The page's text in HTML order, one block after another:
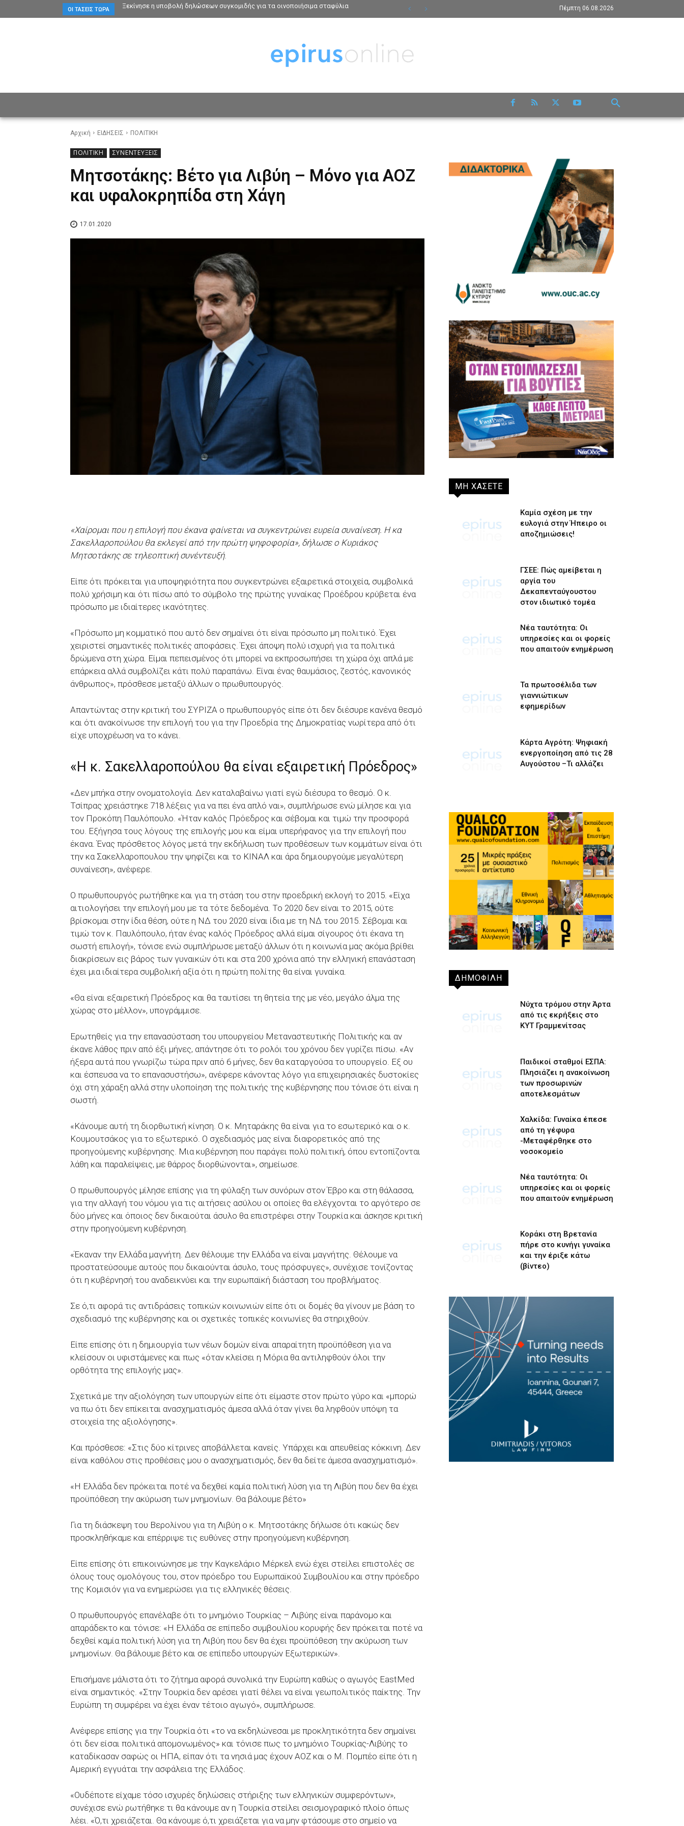
ΟΙ ΤΆΣΕΙΣ ΤΏΡΑ Ξεκίνησε η υποβολή δηλώσεων συγκομιδής για τα οινοποιήσιμα σταφύλια Πέμπτη 06.08.2026
Αρχική ΕΙΔΗΣΕΙΣ ΠΟΛΙΤΙΚΗ
ΠΟΛΙΤΙΚΗ ΣΥΝΕΝΤΕΥΞΕΙΣ
Μητσοτάκης: Βέτο για Λιβύη – Μόνο για ΑΟΖ
και υφαλοκρηπίδα στη Χάγη
17.01.2020
«Χαίρομαι που η επιλογή που έκανα φαίνεται να συγκεντρώνει ευρεία συναίνεση. Η κα
Σακελλαροπούλου θα εκλεγεί από την πρώτη ψηφοφορία», δήλωσε ο Κυριάκος
Μητσοτάκης σε τηλεοπτική συνέντευξή.
Είπε ότι πρόκειται για υποψηφιότητα που συγκεντρώνει εξαιρετικά στοιχεία, συμβολικά
πολύ χρήσιμη και ότι πίσω από το σύμβολο της πρώτης γυναίκας Προέδρου κρύβεται ένα
πρόσωπο με ιδιαίτερες ικανότητες.
«Πρόσωπο μη κομματικό που αυτό δεν σημαίνει ότι είναι πρόσωπο μη πολιτικό. Έχει
χειριστεί σημαντικές πολιτικές αποφάσεις. Έχει άποψη πολύ ισχυρή για τα πολιτικά
δρώμενα στη χώρα. Είμαι πεπεισμένος ότι μπορεί να εκπροσωπήσει τη χώρα όχι απλά με
επάρκεια αλλά συμβολίζει κάτι πολύ παραπάνω. Είναι ένας θαυμάσιος, ζεστός, κανονικός
άνθρωπος», πρόσθεσε μεταξύ άλλων ο πρωθυπουργός.
Απαντώντας στην κριτική του ΣΥΡΙΖΑ ο πρωθυπουργός είπε ότι δεν διέσυρε κανένα θεσμό
και ότι ανακοίνωσε την επιλογή του για την Προεδρία της Δημοκρατίας νωρίτερα από ότι
είχε υποχρέωση να το κάνει.
«Η κ. Σακελλαροπούλου θα είναι εξαιρετική Πρόεδρος»
«Δεν μπήκα στην ονοματολογία. Δεν καταλαβαίνω γιατί εγώ διέσυρα το θεσμό. Ο κ.
Τσίπρας χρειάστηκε 718 λέξεις για να πει ένα απλό ναι», συμπλήρωσε ενώ μίλησε και για
τον Προκόπη Παυλόπουλο. «Ήταν καλός Πρόεδρος και σέβομαι και τιμώ την προσφορά
του. Εξήγησα τους λόγους της επιλογής μου και είμαι υπερήφανος για την επιλογή που
έκανα. Ένας πρόσθετος λόγος μετά την εκδήλωση των προθέσεων των κομμάτων είναι ότι
την κα Σακελλαροπουλου την ψηφίζει και το ΚΙΝΑΛ και άρα δημιουργούμε μεγαλύτερη
συναίνεση», ανέφερε.
Ο πρωθυπουργός ρωτήθηκε και για τη στάση του στην προεδρική εκλογή το 2015. «Είχα
αιτιολογήσει την επιλογή μου με τα τότε δεδομένα. Το 2020 δεν είναι το 2015, ούτε
βρίσκομαι στην ίδια θέση, ούτε η ΝΔ του 2020 είναι ίδια με τη ΝΔ του 2015. Σέβομαι και
τιμώ τον κ. Παυλόπουλο, ήταν ένας καλός Πρόεδρος αλλά είμαι σίγουρος ότι έκανα τη
σωστή επιλογή», τόνισε ενώ συμπλήρωσε μεταξύ άλλων ότι η κοινωνία μας ακόμα βρίθει
διακρίσεων εις βάρος των γυναικών ότι και στα 200 χρόνια από την ελληνική επανάσταση
έχει μια ιδιαίτερα συμβολική αξία ότι η πρώτη πολίτης θα είναι γυναίκα.
«Θα είναι εξαιρετική Πρόεδρος και θα ταυτίσει τη θητεία της με νέο, μεγάλο άλμα της
χώρας στο μέλλον», υπογράμμισε.
Ερωτηθείς για την επανασύσταση του υπουργείου Μεταναστευτικής Πολιτικής και αν
έκανε λάθος πριν από έξι μήνες, απάντησε ότι το ρολόι του χρόνου δεν γυρίζει πίσω. «Αν
ήξερα αυτά που γνωρίζω τώρα πριν από 6 μήνες, δεν θα καταργούσα το υπουργείο. Εξ ου
και έσπευσα να το επανασυστήσω», ανέφερε κάνοντας λόγο για επιχειρησιακές δυστοκίες
όχι στη χάραξη αλλά στην υλοποίηση της πολιτικής της κυβέρνησης που τόνισε ότι είναι η
σωστή.
«Κάνουμε αυτή τη διορθωτική κίνηση. Ο κ. Μηταράκης θα είναι για το εσωτερικό και ο κ.
Κουμουτσάκος για το εξωτερικό. Ο σχεδιασμός μας είναι διαφορετικός από της
προηγούμενης κυβέρνησης. Μια κυβέρνηση που παράγει πολύ πολιτική, όπου εντοπίζονται
λάθη και παραλείψεις, με θάρρος διορθώνονται», σημείωσε.
Ο πρωθυπουργός μίλησε επίσης για τη φύλαξη των συνόρων στον Έβρο και στη θάλασσα,
για την αλλαγή του νόμου για τις αιτήσεις ασύλου οι οποίες θα ελέγχονται το αργότερο σε
δύο μήνες και όποιος δεν δικαιούται άσυλο θα επιστρέφει στην Τουρκία και άσκησε κριτική
στην προηγούμενη κυβέρνηση.
«Έκαναν την Ελλάδα μαγνήτη. Δεν θέλουμε την Ελλάδα να είναι μαγνήτης. Θέλουμε να
προστατεύσουμε αυτούς που δικαιούνται άσυλο, τους πρόσφυγες», συνέχισε τονίζοντας
ότι η κυβέρνησή του αναδεικνύει και την ευρωπαϊκή διάσταση του προβλήματος.
Σε ό,τι αφορά τις αντιδράσεις τοπικών κοινωνιών είπε ότι οι δομές θα γίνουν με βάση το
σχεδιασμό της κυβέρνησης και οι σχετικές τοπικές κοινωνίες θα στηριχθούν.
Είπε επίσης ότι η δημιουργία των νέων δομών είναι απαραίτητη προϋπόθεση για να
κλείσουν οι υφιστάμενες και πως «όταν κλείσει η Μόρια θα αντιληφθούν όλοι την
ορθότητα της επιλογής μας».
Σχετικά με την αξιολόγηση των υπουργών είπε ότι είμαστε στον πρώτο γύρο και «μπορώ
να πω ότι δεν επίκειται ανασχηματισμός άμεσα αλλά όταν γίνει θα ληφθούν υπόψη τα
στοιχεία της αξιολόγησης».
Και πρόσθεσε: «Στις δύο κίτρινες αποβάλλεται κανείς. Υπάρχει και απευθείας κόκκινη. Δεν
είναι καθόλου στις προθέσεις μου ο ανασχηματισμός, δεν θα δείτε άμεσα ανασχηματισμό».
«Η Ελλάδα δεν πρόκειται ποτέ να δεχθεί καμία πολιτική λύση για τη Λιβύη που δεν θα έχει
προϋπόθεση την ακύρωση των μνημονίων. Θα βάλουμε βέτο»
Για τη διάσκεψη του Βερολίνου για τη Λιβύη ο κ. Μητσοτάκης δήλωσε ότι κακώς δεν
προσκληθήκαμε και επέρριψε τις ευθύνες στην προηγούμενη κυβέρνηση.
Είπε επίσης ότι επικοινώνησε με την Καγκελάριο Μέρκελ ενώ έχει στείλει επιστολές σε
όλους τους ομολόγους του, στον πρόεδρο του Ευρωπαϊκού Συμβουλίου και στην πρόεδρο
της Κομισιόν για να ενημερώσει για τις ελληνικές θέσεις.
Ο πρωθυπουργός επανέλαβε ότι το μνημόνιο Τουρκίας – Λιβύης είναι παράνομο και
απαράδεκτο και τόνισε: «Η Ελλάδα σε επίπεδο συμβουλίου κορυφής δεν πρόκειται ποτέ να
δεχθεί καμία πολιτική λύση για τη Λιβύη που δεν θα έχει προϋπόθεση την ακύρωση των
μνημονίων. Θα βάλουμε βέτο και σε επίπεδο υπουργών Εξωτερικών».
Επισήμανε μάλιστα ότι το ζήτημα αφορά συνολικά την Ευρώπη καθώς ο αγωγός EastMed
είναι σημαντικός. «Στην Τουρκία δεν αρέσει γιατί θέλει να είναι γεωπολιτικός παίκτης. Την
Ευρώπη τη συμφέρει να έχει έναν τέτοιο αγωγό», συμπλήρωσε.
Ανέφερε επίσης για την Τουρκία ότι «το να εκδηλώνεσαι με προκλητικότητα δεν σημαίνει
ότι δεν είσαι πολιτικά απομονωμένος» και τόνισε πως το μνημόνιο Τουρκίας-Λιβύης το
καταδίκασαν σαφώς οι ΗΠΑ, είπαν ότι τα νησιά μας έχουν ΑΟΖ και ο Μ. Πομπέο είπε ότι η
Αμερική εγγυάται την ασφάλεια της Ελλάδος.
«Ουδέποτε είχαμε τόσο ισχυρές δηλώσεις στήριξης των ελληνικών συμφερόντων»,
συνέχισε ενώ ρωτήθηκε τι θα κάνουμε αν η Τουρκία στείλει σεισμογραφικό πλοίο όπως
λέει. «Ό,τι χρειάζεται. Θα κάνουμε ό,τι χρειάζεται για να μην φτάσουμε στο σημείο να
ΜΗ ΧΑΣΕΤΕ
Καμία σχέση με την
ευλογιά στην Ήπειρο οι
αποζημιώσεις!
ΓΣΕΕ: Πώς αμείβεται η
αργία του
Δεκαπενταύγουστου
στον ιδιωτικό τομέα
Νέα ταυτότητα: Οι
υπηρεσίες και οι φορείς
που απαιτούν ενημέρωση
Τα πρωτοσέλιδα των
γιαννιώτικων
εφημερίδων
Κάρτα Αγρότη: Ψηφιακή
ενεργοποίηση από τις 28
Αυγούστου –Τι αλλάζει
ΔΗΜΟΦΙΛΗ
Νύχτα τρόμου στην Άρτα
από τις εκρήξεις στο
ΚΥΤ Γραμμενίτσας
Παιδικοί σταθμοί ΕΣΠΑ:
Πλησιάζει η ανακοίνωση
των προσωρινών
αποτελεσμάτων
Χαλκίδα: Γυναίκα έπεσε
από τη γέφυρα
-Μεταφέρθηκε στο
νοσοκομείο
Νέα ταυτότητα: Οι
υπηρεσίες και οι φορείς
που απαιτούν ενημέρωση
Κοράκι στη Βρετανία
πήρε στο κυνήγι γυναίκα
και την έριξε κάτω
(βίντεο)